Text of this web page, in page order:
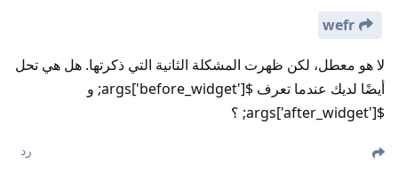
wefr
لا هو معطل، لكن ظهرت المشكلة الثانية التي ذكرتها. هل هي تحل
أيضًا لديك عندما تعرف $args['before_widget']; و
$args['after_widget']; ؟
رد